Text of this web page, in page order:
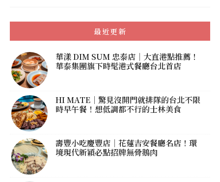
最近更新
華漾 DIM SUM 忠泰店｜大直港點推薦！
華泰集團旗下時髦港式餐廳台北首店
HI MATE｜驚見沒開門就排隊的台北不限
時早午餐！想低調都不行的士林美食
壽豐小吃慶豐店｜花蓮吉安餐廳名店！環
境現代新穎必點招牌無骨鵝肉